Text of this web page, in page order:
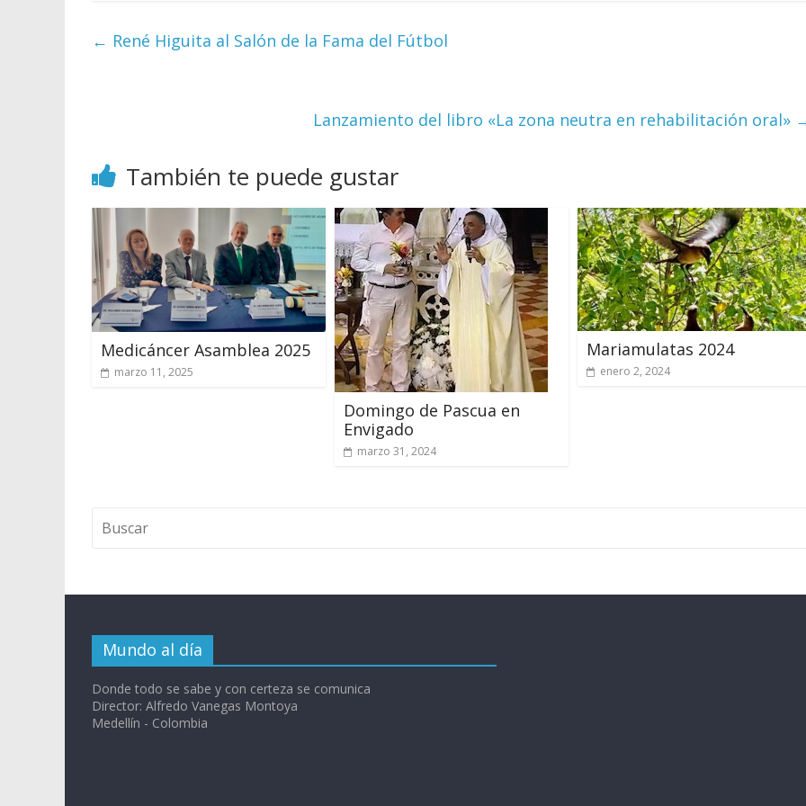
← René Higuita al Salón de la Fama del Fútbol
Lanzamiento del libro «La zona neutra en rehabilitación oral»
También te puede gustar
Medicáncer Asamblea 2025
marzo 11, 2025
Domingo de Pascua en
Envigado
marzo 31, 2024
Mariamulatas 2024
enero 2, 2024
Mundo al día
Donde todo se sabe y con certeza se comunica
Director: Alfredo Vanegas Montoya
Medellín - Colombia